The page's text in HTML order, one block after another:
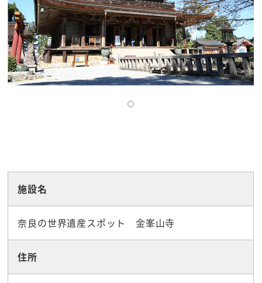
施設名
奈良の世界遺産スポット 金峯山寺
住所